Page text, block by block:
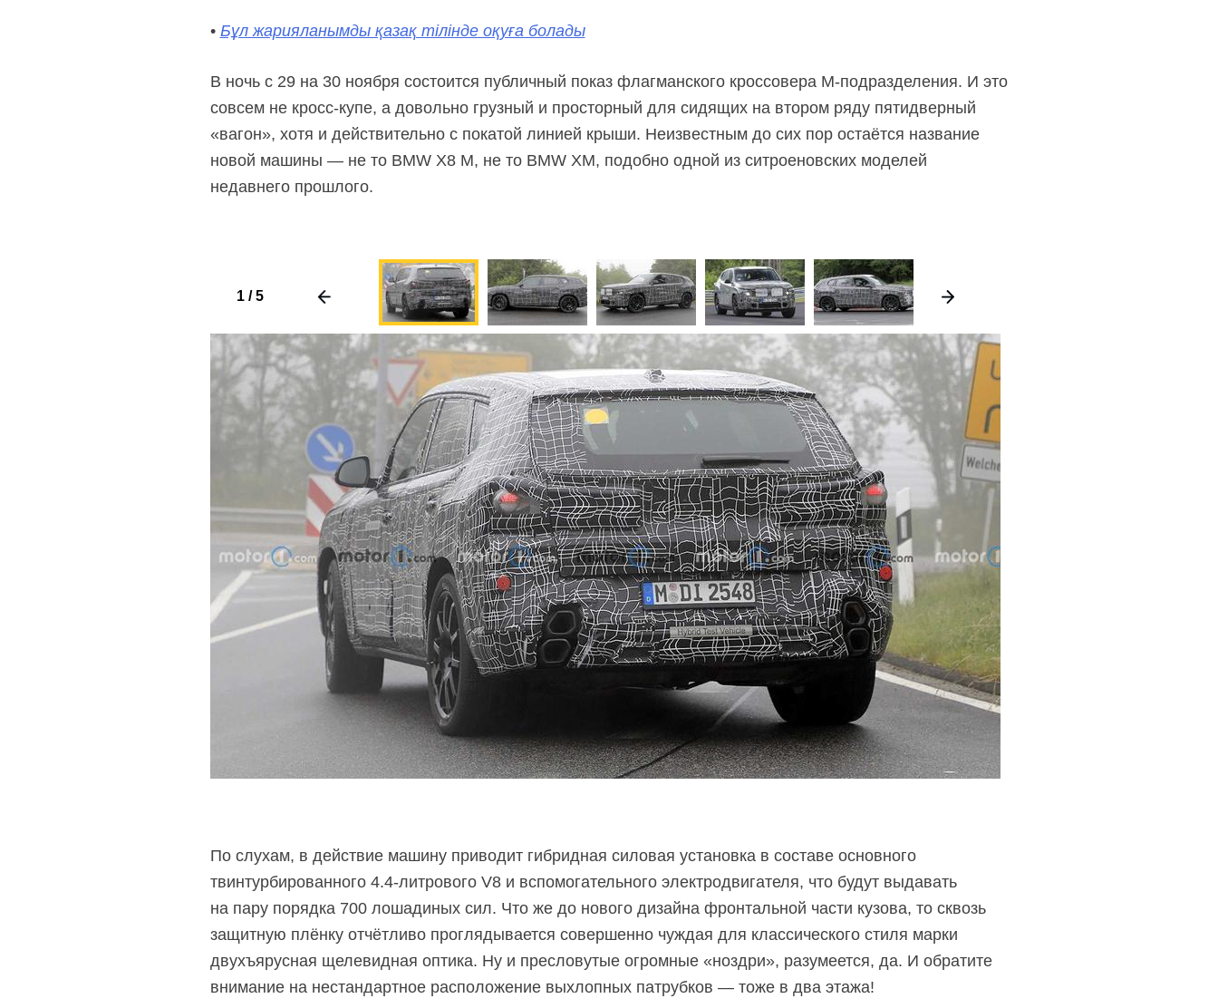
• Бұл жарияланымды қазақ тілінде оқуға болады
В ночь с 29 на 30 ноября состоится публичный показ флагманского кроссовера M-подразделения. И это
совсем не кросс-купе, а довольно грузный и просторный для сидящих на втором ряду пятидверный
«вагон», хотя и действительно с покатой линией крыши. Неизвестным до сих пор остаётся название
новой машины — не то BMW Х8 М, не то BMW XM, подобно одной из ситроеновских моделей
недавнего прошлого.
1/5
По слухам, в действие машину приводит гибридная силовая установка в составе основного
твинтурбированного 4.4-литровогоV8 и вспомогательного электродвигателя, что будут выдавать
на пару порядка 700 лошадиных сил. Что же до нового дизайна фронтальной части кузова, то сквозь
защитную плёнку отчётливо проглядывается совершенно чуждая для классического стиля марки
двухъярусная щелевидная оптика. Ну и пресловутые огромные «ноздри», разумеется, да. И обратите
внимание на нестандартное расположение выхлопных патрубков — тоже в два этажа!